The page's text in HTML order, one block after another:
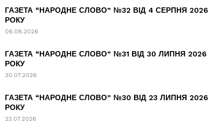
ГАЗЕТА “НАРОДНЕ СЛОВО” №32 ВІД 4 СЕРПНЯ 2026
РОКУ
06.08.2026
ГАЗЕТА “НАРОДНЕ СЛОВО” №31 ВІД 30 ЛИПНЯ 2026
РОКУ
30.07.2026
ГАЗЕТА “НАРОДНЕ СЛОВО” №30 ВІД 23 ЛИПНЯ 2026
РОКУ
23.07.2026